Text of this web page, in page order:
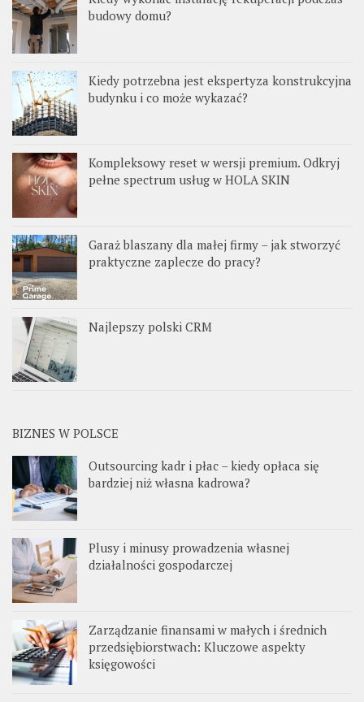
budowy domu?
Kiedy potrzebna jest ekspertyza konstrukcyjna
budynku i co może wykazać?
Kompleksowy reset w wersji premium. Odkryj
pełne spectrum usług w HOLA SKIN
Garaż blaszany dla małej firmy – jak stworzyć
praktyczne zaplecze do pracy?
Najlepszy polski CRM
BIZNES W POLSCE
Outsourcing kadr i płac – kiedy opłaca się
bardziej niż własna kadrowa?
Plusy i minusy prowadzenia własnej
działalności gospodarczej
Zarządzanie finansami w małych i średnich
przedsiębiorstwach: Kluczowe aspekty
księgowości